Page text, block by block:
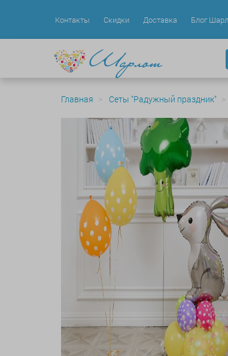
Контакты Скидки Доставка Блог
Главная Сеты "Радужный праздник"